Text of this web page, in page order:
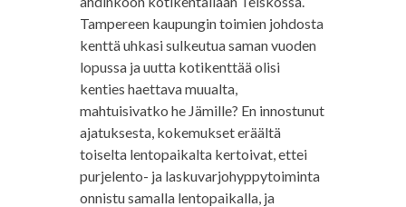
Tampereen kaupungin toimien johdosta
kenttä uhkasi sulkeutua saman vuoden
lopussa ja uutta kotikenttää olisi
kenties haettava muualta,
mahtuisivatko he Jämille? En innostunut
ajatuksesta, kokemukset eräältä
toiselta lentopaikalta kertoivat, ettei
purjelento- ja laskuvarjohyppytoiminta
onnistu samalla lentopaikalla, ja